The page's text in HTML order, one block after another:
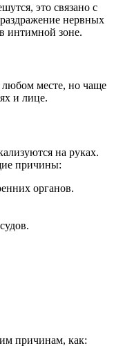
это связано с
нервных
интимной зоне.
любом месте, но чаще
и лице.
на руках.
причины:
органов.
причинам, как: